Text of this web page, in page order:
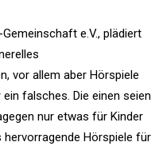
e.V., plädiert
vor allem aber Hörspiele
falsches. Die einen seien
nur etwas für Kinder
hervorragende Hörspiele für